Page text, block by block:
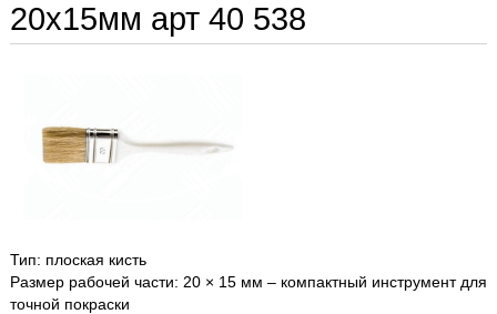
20х15мм арт 40 538
Тип: плоская кисть
Размер рабочей части: 20 × 15 мм – компактный инструмент для
точной покраски